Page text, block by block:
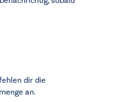
dir die
an.